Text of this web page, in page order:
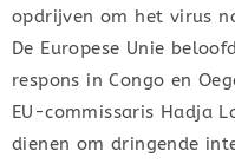
opdrijven om het virus
De Europese Unie
respons in Congo en
EU-commissaris Hadja
dienen om dringende